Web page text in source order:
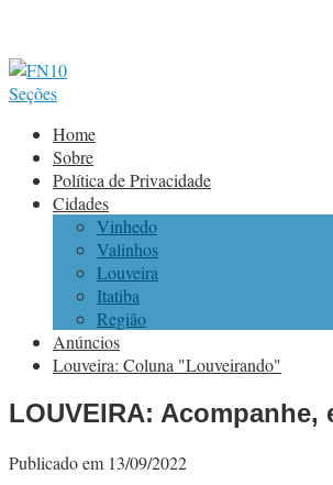
Seções
Home
Sobre
Política de Privacidade
Cidades
Vinhedo
Valinhos
Louveira
Itatiba
Região
Anúncios
Louveira: Coluna "Louveirando"
LOUVEIRA:
Publicado em 13/09/2022